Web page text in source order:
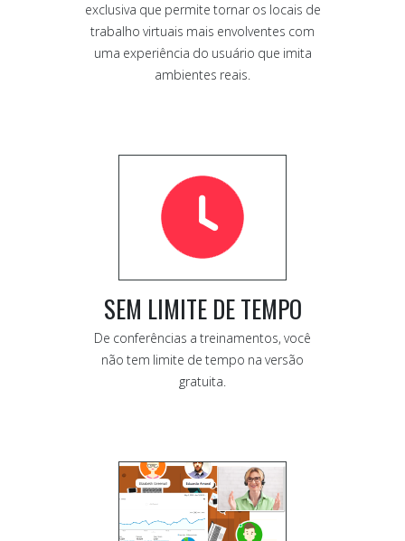
exclusiva que permite tornar os locais de
trabalho virtuais mais envolventes com
uma experiência do usuário que imita
ambientes reais.
SEM LIMITE DE TEMPO
De conferências a treinamentos, você
não tem limite de tempo na versão
gratuita.